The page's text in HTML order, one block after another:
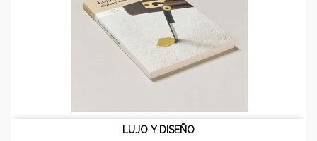
LUJO Y DISEÑO